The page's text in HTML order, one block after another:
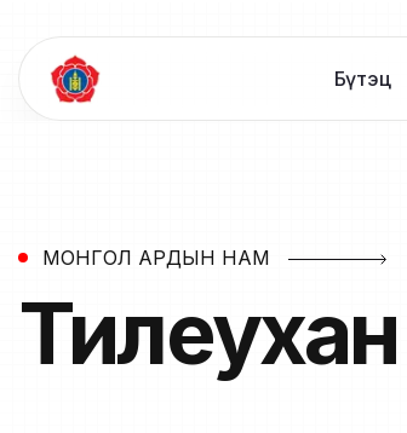
Бүтэц
МОНГОЛ АРДЫН НАМ
Тилеухан